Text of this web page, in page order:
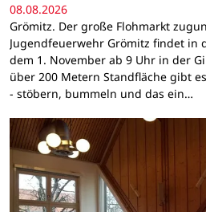
08.08.2026
Grömitz. Der große Flohmarkt
Jugendfeuerwehr Grömitz findet in
dem 1. November ab 9 Uhr in der
über 200 Metern Standfläche gibt
- stöbern, bummeln und das ein…